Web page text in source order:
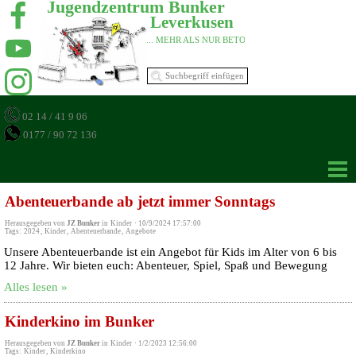
Jugendzentrum Bunker
... MEHR ALS NUR BETON
02 14 / 41 9 06
0177 / 90 72 136
Leverkusen
Abenteuerbande ab jetzt immer Sonntags
Herausgegeben von JZ Bunker in Kinder · 10/9/2024 17:57:00
Tags: 2024, Kinder, Abenteuerbande, Angebote
Unsere Abenteuerbande ist ein Angebot für Kids im Alter von 6 bis
12 Jahre. Wir bieten euch: Abenteuer, Spiel, Spaß und Bewegung
Alles lesen »
Kinderkino im Bunker
Herausgegeben von JZ Bunker in Kinder · 1/2/2023 12:56:00
Tags: Kinder, Kinderkino